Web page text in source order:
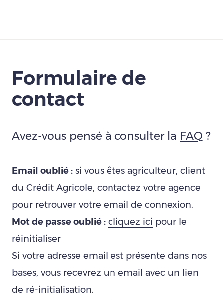
Formulaire de
contact
Avez-vous pensé à consulter la FAQ ?
Email oublié : si vous êtes agriculteur, client
du Crédit Agricole, contactez votre agence
pour retrouver votre email de connexion.
Mot de passe oublié : cliquez ici pour le
réinitialiser
Si votre adresse email est présente dans nos
bases, vous recevrez un email avec un lien
de ré-initialisation.